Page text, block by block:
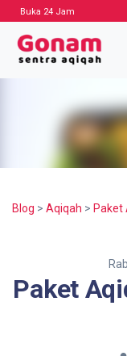
Buka 24 Jam
Blog > Aqiqah > Paket
Paket